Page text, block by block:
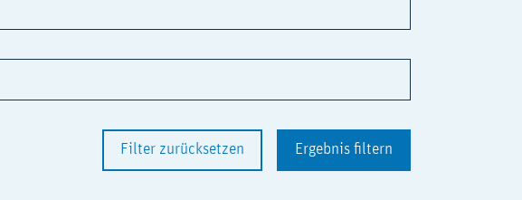
Filter zurücksetzen Ergebnis filtern